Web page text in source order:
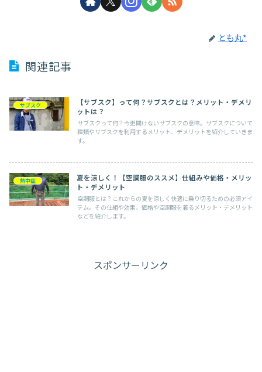
とも丸*
関連記事
サブスク
【サブスク】って何？サブスクとは？メリット・デメリ
ットは？
サブスクって何？今更聞けないサブスクの意味。サブスクについて
種類やサブスクを利用するメリット、デメリットを紹介していきま
す。
熱中症
夏を涼しく！【空調服のススメ】仕組みや価格・メリッ
ト・デメリット
空調服とは？これからの夏を涼しく快適に乗り切るための必須アイ
テム。その仕組や効果、価格や空調服を着るメリット・デメリット
などを紹介します。
スポンサーリンク